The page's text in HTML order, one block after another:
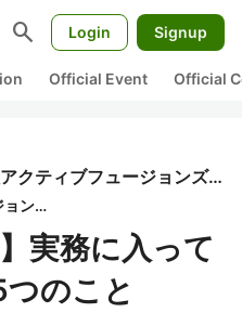
search Login Signup
Official Event Official
ティブフュージョンズ 開発チーム
株式会社アクティブフュージョンズ
実務に入って
のこと